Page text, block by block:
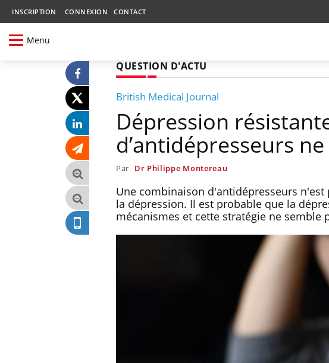
INSCRIPTION CONNEXION CONTACT
Menu
QUESTION D'ACTU
British Medical Journal
Dépression
d’antidépresseurs
Par Dr Philippe Montereau
Une combinaison d'antidépresseurs
la dépression. Il est probable que la
mécanismes et cette stratégie ne semble